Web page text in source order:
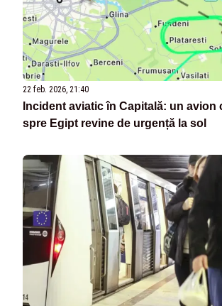
22 feb. 2026, 21:40
Incident aviatic în Capitală: un avion
spre Egipt revine de urgență la sol